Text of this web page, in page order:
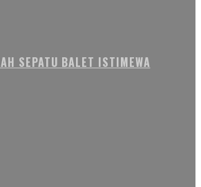
SEPATU BALET ISTIMEWA